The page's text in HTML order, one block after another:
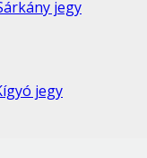
jegy
jegy